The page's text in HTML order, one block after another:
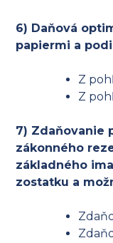
6) Daňová
papiermi a
Z
Z
7) Zdaňovanie
zákonného
základného
zostatku a